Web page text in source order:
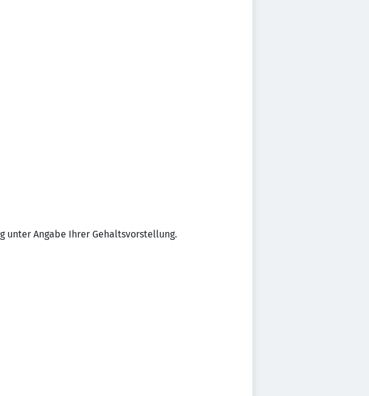
unter Angabe Ihrer Gehaltsvorstellung.